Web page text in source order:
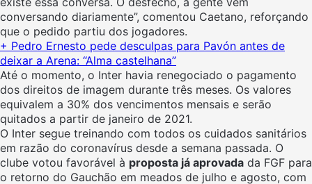
conversando diariamente”, comentou Caetano, reforçando
que o pedido partiu dos jogadores.
+ Pedro Ernesto pede desculpas para Pavón antes de
deixar a Arena: “Alma castelhana”
Até o momento, o Inter havia renegociado o pagamento
dos direitos de imagem durante três meses. Os valores
equivalem a 30% dos vencimentos mensais e serão
quitados a partir de janeiro de 2021.
O Inter segue treinando com todos os cuidados sanitários
em razão do coronavírus desde a semana passada. O
clube votou favorável à proposta já aprovada da FGF para
o retorno do Gauchão em meados de julho e agosto, com